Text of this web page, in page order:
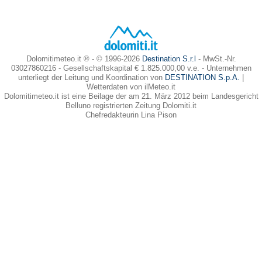
Dolomitimeteo.it ® - © 1996-2026 Destination S.r.l - MwSt.-Nr.
03027860216 - Gesellschaftskapital € 1.825.000,00 v.e. - Unternehmen
unterliegt der Leitung und Koordination von DESTINATION S.p.A.
Wetterdaten von ilMeteo.it
Dolomitimeteo.it ist eine Beilage der am 21. März 2012 beim Landesgericht
Belluno registrierten Zeitung Dolomiti.it
Chefredakteurin Lina Pison